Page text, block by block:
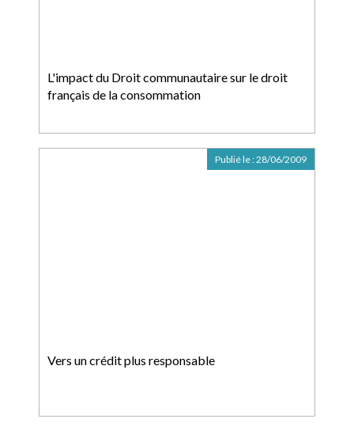
L'impact du Droit communautaire sur le droit
français de la consommation
Vers un crédit plus responsable
Publié le :28/06/2009